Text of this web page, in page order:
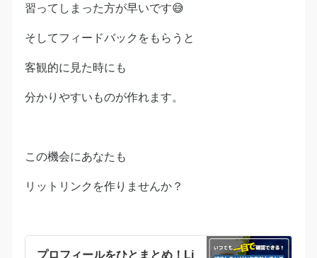
習ってしまった方が早いです😅
そしてフィードバックをもらうと
客観的に見た時にも
分かりやすいものが作れます。
この機会にあなたも
リットリンクを作りませんか？
プロフィールをひとまとめ！Li